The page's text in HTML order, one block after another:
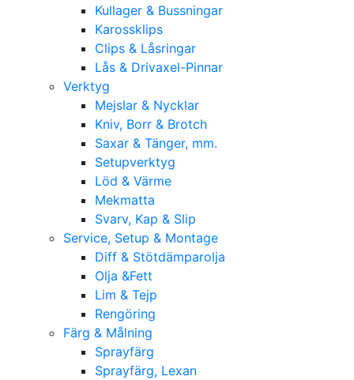
Kullager & Bussningar
Karossklips
Clips & Låsringar
Lås & Drivaxel-Pinnar
Verktyg
Mejslar & Nycklar
Kniv, Borr & Brotch
Saxar & Tänger, mm.
Setupverktyg
Löd & Värme
Mekmatta
Svarv, Kap & Slip
Service, Setup & Montage
Diff & Stötdämparolja
Olja &Fett
Lim & Tejp
Rengöring
Färg & Målning
Sprayfärg
Sprayfärg, Lexan